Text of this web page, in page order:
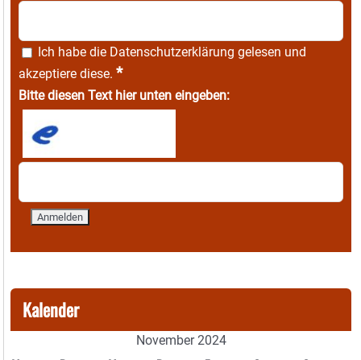
Ich habe die Datenschutzerklärung gelesen und
akzeptiere diese. *
Bitte diesen Text hier unten eingeben:
Kalender
November 2024